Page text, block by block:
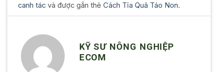
canh tác và được gắn thẻCách Tỉa Quả Táo Non.
KỸ SƯ NÔNG NGHIỆP
ECOM